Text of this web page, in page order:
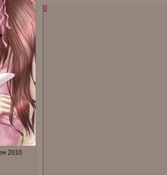
2010
0